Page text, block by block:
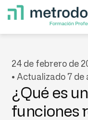
24 de febrero de
• Actualizado 7 de
¿Qué es
funciones